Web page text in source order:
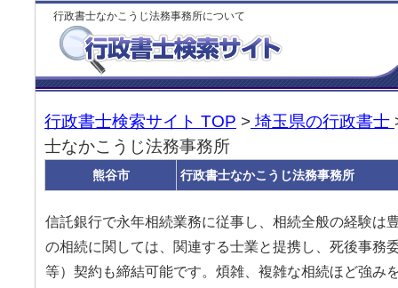
行政書士なかこうじ法務事務所について
行政書士検索サイト TOP > 埼玉県の行政書士
士なかこうじ法務事務所
熊谷市 行政書士なかこうじ法務事務所
信託銀行で永年相続業務に従事し、相続全般の経験は
の相続に関しては、関連する士業と提携し、死後事務
等）契約も締結可能です。煩雑、複雑な相続ほど強み